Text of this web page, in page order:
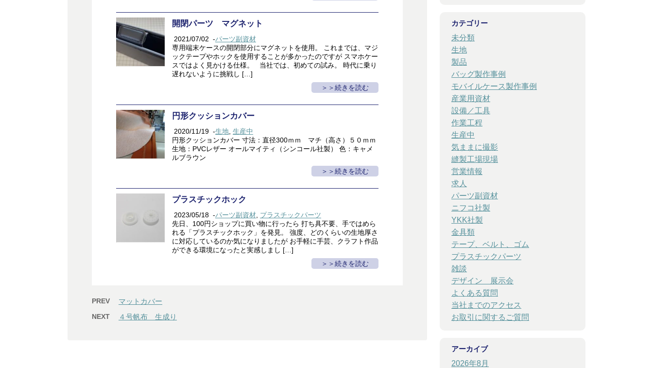
開閉パーツ マグネット
2021/07/02 -パーツ副資材
専用端末ケースの開閉部分にマグネットを使用。 これまでは、マジ
ックテープやホックを使用することが多かったのですが スマホケー
スではよく見かける仕様。 当社では、初めての試み。 時代に乗り
遅れないように挑戦し […]
＞続きを読む
円形クッションカバー
2020/11/19 -生地 生産中
円形クッションカバー 寸法：直径300ｍｍ マチ（高さ）５０ｍｍ
生地：PVCレザー オールマイティ（シンコール社製） 色：キャメ
ルブラウン
＞続きを読む
プラスチックホック
2023/05/18 -パーツ副資材 プラスチックパーツ
先日、100円ショップに買い物に行ったら 打ち具不要、手ではめら
れる「プラスチックホック」を発見。 強度、どのくらいの生地厚さ
に対応しているのか気になりましたが お手軽に手芸、クラフト作品
ができる環境になったと実感しまし […]
＞続きを読む
PREV マットカバー
NEXT ４号帆布 生成り
カテゴリー
未分類
生地
製品
バッグ製作事例
モバイルケース製作事例
産業用資材
設備／工具
作業工程
生産中
気ままに撮影
縫製工場現場
営業情報
求人
パーツ副資材
ニフコ社製
YKK社製
金具類
テープ、ベルト、ゴム
プラスチックパーツ
雑談
デザイン 展示会
よくある質問
当社までのアクセス
お取引に関するご質問
アーカイブ
2026年8月